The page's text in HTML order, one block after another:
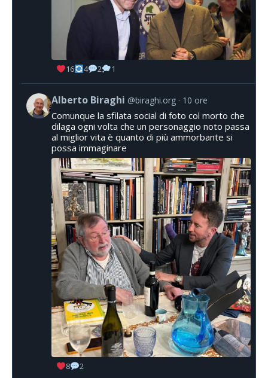
16 4 2 1
Alberto Biraghi @biraghi.org 10 ore
Comunque la sfilata social di foto col morto che
dilaga ogni volta che un personaggio noto passa
al miglior vita è quanto di più ammorbante si
possa immaginare
8 2